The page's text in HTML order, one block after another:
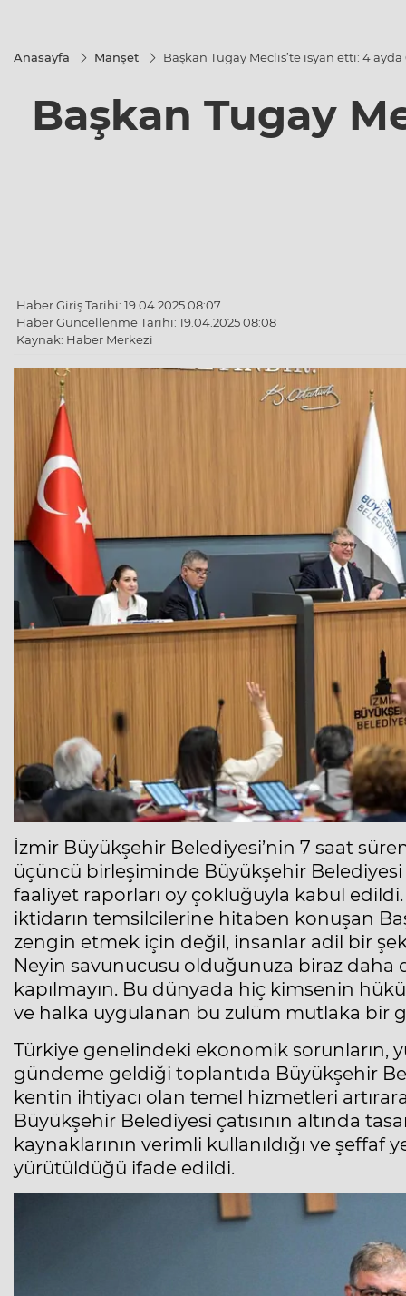
Anasayfa Manşet Başkan Tugay Meclis’te isyan etti: 4
Başkan Tugay
Haber Giriş Tarihi: 19.04.2025 08:07
Haber Güncellenme Tarihi: 19.04.2025 08:08
Kaynak: Haber Merkezi
İzmir Büyükşehir Belediyesi’nin 7 saat
üçüncü birleşiminde Büyükşehir Belediyesi
faaliyet raporları oy çokluğuyla kabul
iktidarın temsilcilerine hitaben konuşan
zengin etmek için değil, insanlar adil bir
Neyin savunucusu olduğunuza biraz daha
kapılmayın. Bu dünyada hiç kimsenin
ve halka uygulanan bu zulüm mutlaka bir
Türkiye genelindeki ekonomik sorunların,
gündeme geldiği toplantıda Büyükşehir
kentin ihtiyacı olan temel hizmetleri
Büyükşehir Belediyesi çatısının altında
kaynaklarının verimli kullanıldığı ve
yürütüldüğü ifade edildi.